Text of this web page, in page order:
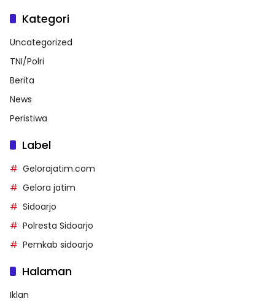
Kategori
Uncategorized
TNI/Polri
Berita
News
Peristiwa
Label
Gelorajatim.com
Gelora jatim
Sidoarjo
Polresta Sidoarjo
Pemkab sidoarjo
Halaman
Iklan